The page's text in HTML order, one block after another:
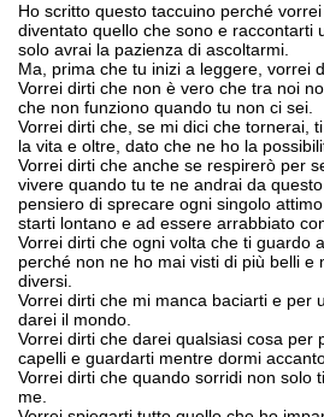
Ho scritto questo taccuino perché
diventato quello che sono e raccontarti
solo avrai la pazienza di ascoltarmi.
Ma, prima che tu inizi a leggere, vorrei
Vorrei dirti che non è vero che tra noi
che non funziono quando tu non ci sei.
Vorrei dirti che, se mi dici che tornerai,
la vita e oltre, dato che ne ho la
Vorrei dirti che anche se respirerò per
vivere quando tu te ne andrai da
pensiero di sprecare ogni singolo
starti lontano e ad essere arrabbiato
Vorrei dirti che ogni volta che ti guardo
perché non ne ho mai visti di più belli e
diversi.
Vorrei dirti che mi manca baciarti e per
darei il mondo.
Vorrei dirti che darei qualsiasi cosa per
capelli e guardarti mentre dormi
Vorrei dirti che quando sorridi non solo
me.